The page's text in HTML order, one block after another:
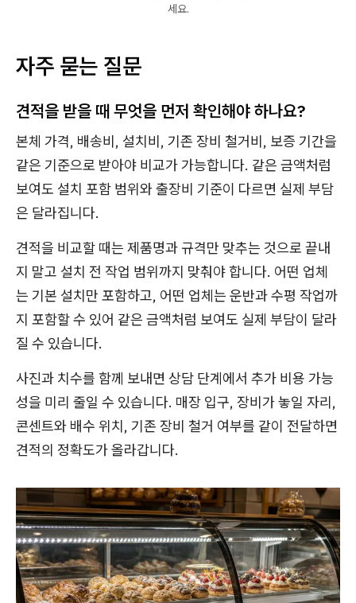
세요.
자주 묻는 질문
견적을 받을 때 무엇을 먼저 확인해야 하나요?
본체 가격, 배송비, 설치비, 기존 장비 철거비, 보증 기간을
같은 기준으로 받아야 비교가 가능합니다. 같은 금액처럼
보여도 설치 포함 범위와 출장비 기준이 다르면 실제 부담
은 달라집니다.
견적을 비교할 때는 제품명과 규격만 맞추는 것으로 끝내
지 말고 설치 전 작업 범위까지 맞춰야 합니다. 어떤 업체
는 기본 설치만 포함하고, 어떤 업체는 운반과 수평 작업까
지 포함할 수 있어 같은 금액처럼 보여도 실제 부담이 달라
질 수 있습니다.
사진과 치수를 함께 보내면 상담 단계에서 추가 비용 가능
성을 미리 줄일 수 있습니다. 매장 입구, 장비가 놓일 자리,
콘센트와 배수 위치, 기존 장비 철거 여부를 같이 전달하면
견적의 정확도가 올라갑니다.